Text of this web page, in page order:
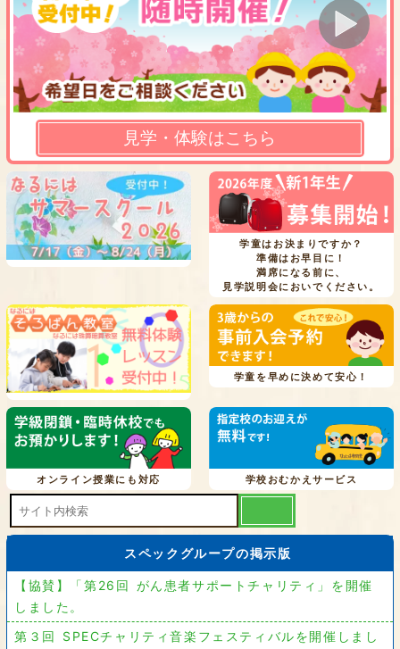
見学・体験はこちら
学童はお決まりですか？
準備はお早目に！
満席になる前に、
見学説明会においでください。
学童を早めに決めて安心！
オンライン授業にも対応 学校おむかえサービス
スペックグループの掲示版
【協賛】「第26回 がん患者サポートチャリティ」を開催
しました。
第３回 SPECチャリティ音楽フェスティバルを開催しまし